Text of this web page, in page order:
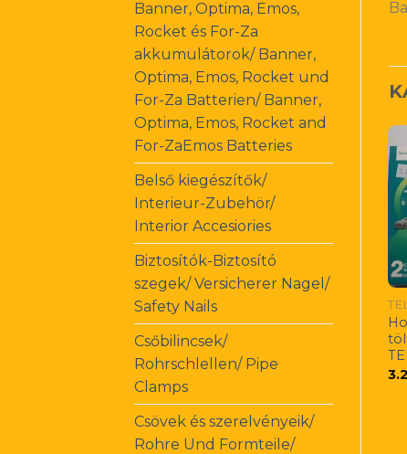
Banner, Optima, Emos,
Rocket és For-Za
akkumulátorok/ Banner,
Optima, Emos, Rocket und
For-Za Batterien/ Banner,
Optima, Emos, Rocket and
For-ZaEmos Batteries
Belső kiegészítők/
Interieur-Zubehör/
Interior Accesiories
Biztosítók-Biztosító
szegek/ Versicherer Nagel/
Safety Nails
Csőbilincsek/
Rohrschlellen/ Pipe
Clamps
Csövek és szerelvényeik/
Rohre Und Formteile/